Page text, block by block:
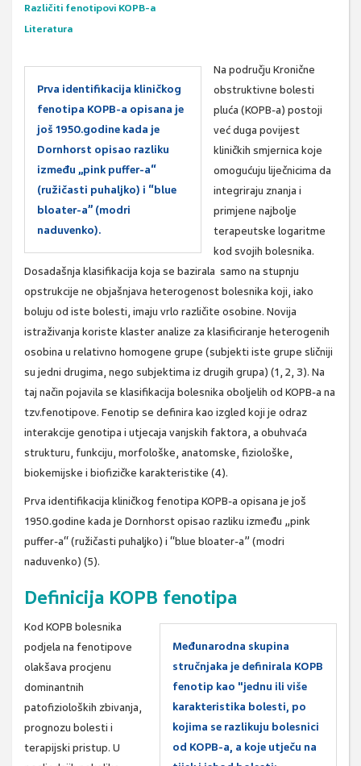
Različiti fenotipovi KOPB-a
Literatura
Prva identifikacija kliničkog
fenotipa KOPB-a opisana je
još 1950.godine kada je
Dornhorst opisao razliku
između „pink puffer-a“
(ružičasti puhaljko) i “blue
bloater-a” (modri
naduvenko).
Na području Kronične
obstruktivne bolesti
pluća (KOPB-a) postoji
već duga povijest
kliničkih smjernica koje
omogućuju liječnicima da
integriraju znanja i
primjene najbolje
terapeutske logaritme
kod svojih bolesnika.
Dosadašnja klasifikacija koja se bazirala samo na stupnju
opstrukcije ne objašnjava heterogenost bolesnika koji, iako
boluju od iste bolesti, imaju vrlo različite osobine. Novija
istraživanja koriste klaster analize za klasificiranje heterogenih
osobina u relativno homogene grupe (subjekti iste grupe sličniji
su jedni drugima, nego subjektima iz drugih grupa) (1, 2, 3). Na
taj način pojavila se klasifikacija bolesnika oboljelih od KOPB-a na
tzv.fenotipove. Fenotip se definira kao izgled koji je odraz
interakcije genotipa i utjecaja vanjskih faktora, a obuhvaća
strukturu, funkciju, morfološke, anatomske, fiziološke,
biokemijske i biofizičke karakteristike (4).
Prva identifikacija kliničkog fenotipa KOPB-a opisana je još
1950.godine kada je Dornhorst opisao razliku između „pink
puffer-a“ (ružičasti puhaljko) i “blue bloater-a” (modri
naduvenko) (5).
Definicija KOPB fenotipa
Međunarodna skupina
stručnjaka je definirala KOPB
fenotip kao "jednu ili više
karakteristika bolesti, po
kojima se razlikuju bolesnici
od KOPB-a, a koje utječu na
Kod KOPB bolesnika
podjela na fenotipove
olakšava procjenu
dominantnih
patofizioloških zbivanja,
prognozu bolesti i
terapijski pristup. U